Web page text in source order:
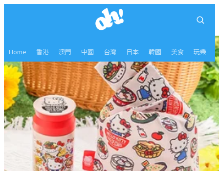
Home 香港 澳門 中國 台灣 日本 韓國 美食 玩樂